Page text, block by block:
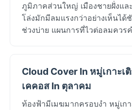
ภูมิภาคส่วนใหญ่ เมืองชายฝั่งแล
โล่งมักมีลมแรงกว่าอย่างเห็นได้
ช่วงบ่าย แผนการที่ไวต่อลมควร
Cloud Cover In หมู่เกาะเ
เคคอส In ตุลาคม
ท้องฟ้ามีเมฆมากครอบงำ หมู่เกา